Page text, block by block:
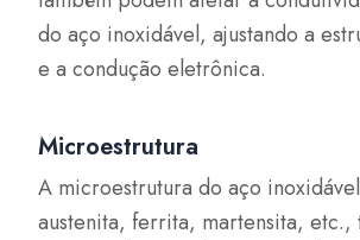
do aço inoxidável, ajustando a
e a condução eletrônica.
Microestrutura
A microestrutura do aço
austenita, ferrita, martensita, etc.,